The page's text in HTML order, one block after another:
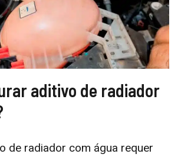
aditivo de radiador
de radiador com água requer